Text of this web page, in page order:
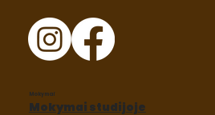
Mokymai
Mokymai studijoje